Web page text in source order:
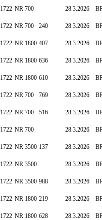
1722 NR 700 28.3.2026
1722 NR 700 240 28.3.2026
1722 NR 1800 407 28.3.2026
1722 NR 1800 636 28.3.2026
1722 NR 1800 610 28.3.2026
1722 NR 700 769 28.3.2026
1722 NR 700 516 28.3.2026
1722 NR 700 28.3.2026
1722 NR 3500 137 28.3.2026
1722 NR 3500 28.3.2026
1722 NR 3500 988 28.3.2026
1722 NR 1800 219 28.3.2026
1722 NR 1800 628 28.3.2026